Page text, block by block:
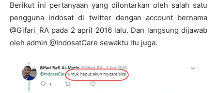
Berikut ini pertanyaan yang dilontarkan oleh salah satu
pengguna indosat di twitter dengan account bernama
@Gifari_RA pada 2 april 2016 lalu. Dan langsung dijawab
oleh admin @IndosatCare sewaktu itu juga.